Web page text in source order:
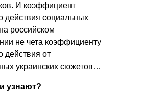
И коэффициент
действия социальных
российском
не чета коэффициенту
действия от
украинских сюжетов…
узнают?